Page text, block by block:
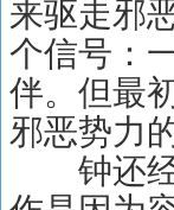
来驱走邪
个信号：
伴。但最
邪恶势力
钟还经